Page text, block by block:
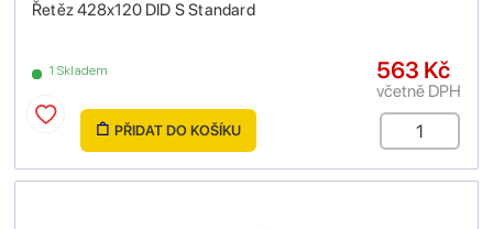
Řetěz 428x120 DID S Standard
1 Skladem 563 Kč
včetně DPH
PŘIDAT DO KOŠÍKU